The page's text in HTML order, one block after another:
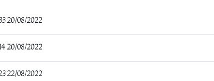
20/08/2022 17:49:33
20/08/2022 19:12:14
22/08/2022 14:11:23